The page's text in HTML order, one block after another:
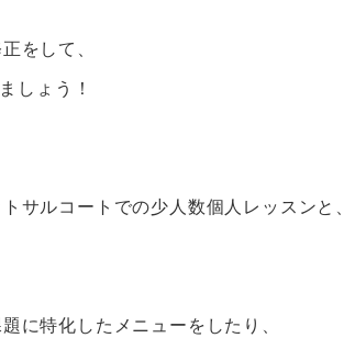
をして、
しょう！
サルコートでの少人数個人レッスンと、
に特化したメニューをしたり、